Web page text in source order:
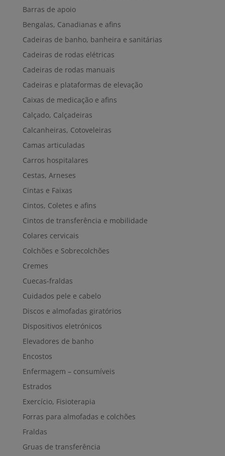
Barras de apoio
Bengalas, Canadianas e afins
Cadeiras de banho, banheira e sanitárias
Cadeiras de rodas elétricas
Cadeiras de rodas manuais
Cadeiras e plataformas de elevação
Caixas de medicação e afins
Calçado, Calçadeiras
Calcanheiras, Cotoveleiras
Camas articuladas
Carros hospitalares
Cestas, Arneses
Cintas e Faixas
Cintos, Coletes e afins
Cintos de transferência e mobilidade
Colares cervicais
Colchões e Sobrecolchões
Cremes
Cuecas-fraldas
Cuidados pele e cabelo
Discos e almofadas giratórios
Dispositivos eletrónicos
Elevadores de banho
Encostos
Enfermagem – consumíveis
Estrados
Exercício, Fisioterapia
Forras para almofadas e colchões
Fraldas
Gruas de transferência